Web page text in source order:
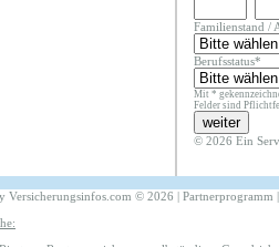
Familienstand /
Berufsstatus*
Mit *
Felder sind
© 2026 Ein
Versicherungsinfos.com © 2026 | Partnerprogramm |